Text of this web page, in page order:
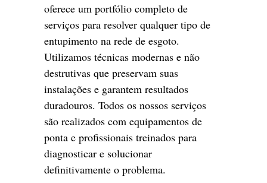
oferece um portfólio completo de
serviços para resolver qualquer tipo de
entupimento na rede de esgoto.
Utilizamos técnicas modernas e não
destrutivas que preservam suas
instalações e garantem resultados
duradouros. Todos os nossos serviços
são realizados com equipamentos de
ponta e profissionais treinados para
diagnosticar e solucionar
definitivamente o problema.